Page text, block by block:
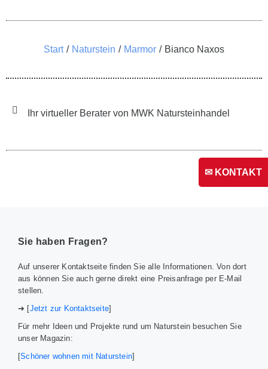
Sie befinden sich hier:
Start Naturstein Marmor Bianco Naxos
Ihr virtueller Berater von MWK Natursteinhandel
Sie haben Fragen?
Auf unserer Kontaktseite finden Sie alle Informationen. Von dort
aus können Sie auch gerne direkt eine Preisanfrage per E-Mail
stellen.
➔ [Jetzt zur Kontaktseite]
Für mehr Ideen und Projekte rund um Naturstein besuchen Sie
unser Magazin:
[Schöner wohnen mit Naturstein]
✉ KONTAKT